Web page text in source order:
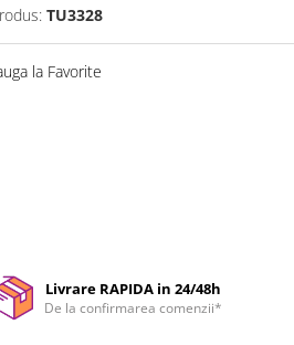
TU3328
la Favorite
Livrare RAPIDA in 24/48h
De la confirmarea comenzii*